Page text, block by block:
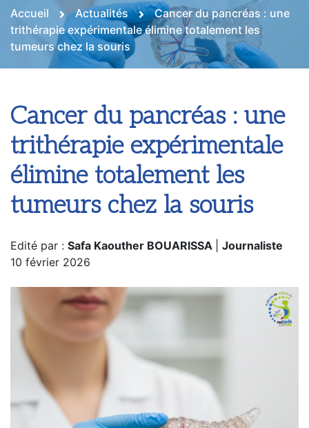
Accueil Actualités
Cancer du pancréas : une
trithérapie expérimentale élimine totalement les
tumeurs chez la souris
Cancer du pancréas : une
trithérapie expérimentale
élimine totalement les
tumeurs chez la souris
Edité par : Safa Kaouther BOUARISSA
Journaliste
10 février 2026